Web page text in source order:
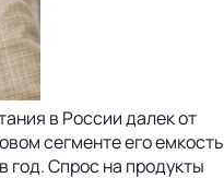
в России далек от
сегменте его емкость
год. Спрос на продукты